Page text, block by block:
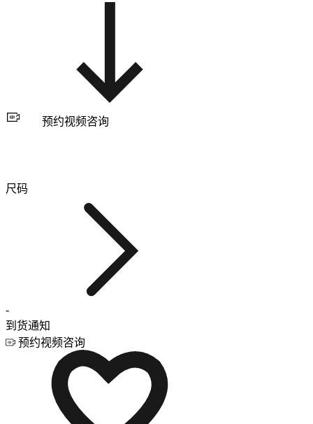
预约视频咨询
尺码
-
到货通知
预约视频咨询